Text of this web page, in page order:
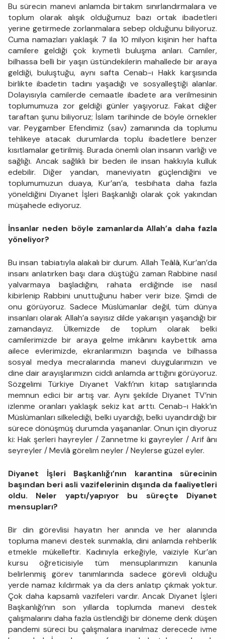
Bu sürecin manevi anlamda birtakım sınırlandırmalara ve
toplum olarak alışık olduğumuz bazı ortak ibadetleri
yerine getirmede zorlanmalara sebep olduğunu biliyoruz.
Cuma namazları yaklaşık 7 ila 10 milyon kişinin her hafta
camilere geldiği çok kıymetli buluşma anları. Camiler,
bilhassa belli bir yaşın üstündekilerin mahallede bir araya
geldiği, buluştuğu, aynı safta Cenab-ı Hakk karşısında
birlikte ibadetin tadını yaşadığı ve sosyalleştiği alanlar.
Dolayısıyla camilerde cemaatle ibadete ara verilmesinin
toplumumuza zor geldiği günler yaşıyoruz. Fakat diğer
taraftan şunu biliyoruz; İslam tarihinde de böyle örnekler
var. Peygamber Efendimiz (sav) zamanında da toplumu
tehlikeye atacak durumlarda toplu ibadetlere benzer
kısıtlamalar getirilmiş. Burada önemli olan insanın varlığı ve
sağlığı. Ancak sağlıklı bir beden ile insan hakkıyla kulluk
edebilir. Diğer yandan, maneviyatın güçlendiğini ve
toplumumuzun duaya, Kur’an’a, tesbihata daha fazla
yöneldiğini Diyanet İşleri Başkanlığı olarak çok yakından
müşahede ediyoruz.
İnsanlar neden böyle zamanlarda Allah’a daha fazla
yöneliyor?
Bu insan tabiatıyla alakalı bir durum. Allah Teâlâ, Kur’an’da
insanı anlatırken başı dara düştüğü zaman Rabbine nasıl
yalvarmaya başladığını, rahata erdiğinde ise nasıl
kibirlenip Rabbini unuttuğunu haber verir bize. Şimdi de
onu görüyoruz. Sadece Müslümanlar değil, tüm dünya
insanları olarak Allah’a sayısız dilde yakarışın yaşandığı bir
zamandayız. Ülkemizde de toplum olarak belki
camilerimizde bir araya gelme imkânını kaybettik ama
ailece evlerimizde, ekranlarımızın başında ve bilhassa
sosyal medya mecralarında manevi duygularımızın ve
dine dair arayışlarımızın ciddi anlamda arttığını görüyoruz.
Sözgelimi Türkiye Diyanet Vakfı’nın kitap satışlarında
memnun edici bir artış var. Aynı şekilde Diyanet TV’nin
izlenme oranları yaklaşık sekiz kat arttı. Cenab-ı Hakk’ın
Müslümanları silkelediği, belki uyardığı, belki uyandırdığı bir
sürece dönüşmüş durumda yaşananlar. Onun için diyoruz
ki: Hak şerleri hayreyler / Zannetme ki gayreyler / Arif ânı
seyreyler / Mevlâ görelim neyler / Neylerse güzel eyler.
Diyanet İşleri Başkanlığı’nın karantina sürecinin
başından beri asli vazifelerinin dışında da faaliyetleri
oldu. Neler yaptı/yapıyor bu süreçte Diyanet
mensupları?
Bir din görevlisi hayatın her anında ve her alanında
topluma manevi destek sunmakla, dini anlamda rehberlik
etmekle mükelleftir. Kadınıyla erkeğiyle, vaiziyle Kur’an
kursu öğreticisiyle tüm mensuplarımızın kanunla
belirlenmiş görev tanımlarında sadece görevli olduğu
yerde namaz kıldırmak ya da ders anlatıp çıkmak yoktur.
Çok daha kapsamlı vazifeleri vardır. Ancak Diyanet İşleri
Başkanlığı’nın son yıllarda toplumda manevi destek
çalışmalarını daha fazla üstlendiği bir döneme denk düşen
pandemi süreci bu çalışmalara inanılmaz derecede ivme